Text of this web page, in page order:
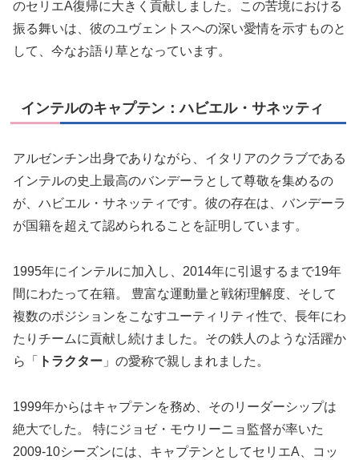
のセリエA復帰に大きく貢献しました。この苦境における
振る舞いは、彼のユヴェントスへの深い愛情を示すものと
して、今なお語り草となっています。
インテルのキャプテン：ハビエル・サネッティ
アルゼンチン出身でありながら、イタリアのクラブである
インテルの史上最高のバンデーラとして尊敬を集めるの
が、ハビエル・サネッティです。彼の存在は、バンデーラ
が国籍を超えて認められることを証明しています。
1995年にインテルに加入し、2014年に引退するまで19年
間にわたって在籍。 豊富な運動量と戦術理解度、そして
複数のポジションをこなすユーティリティ性で、長年にわ
たりチームに貢献し続けました。その鉄人のような活躍か
ら「
トラクター 」の愛称で親しまれました。
1999年からはキャプテンを務め、そのリーダーシップは
絶大でした。 特にジョゼ・モウリーニョ監督が率いた
2009-10シーズンには、キャプテンとしてセリエA、コッ